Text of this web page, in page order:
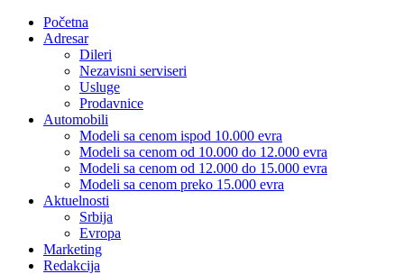
Početna
Adresar
Dileri
Nezavisni serviseri
Usluge
Prodavnice
Automobili
Modeli sa cenom ispod 10.000 evra
Modeli sa cenom od 10.000 do 12.000 evra
Modeli sa cenom od 12.000 do 15.000 evra
Modeli sa cenom preko 15.000 evra
Aktuelnosti
Srbija
Evropa
Marketing
Redakcija